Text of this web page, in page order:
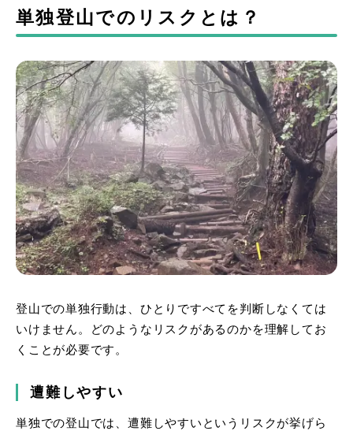
単独登山でのリスクとは？
登山での単独行動は、ひとりですべてを判断しなくては
いけません。どのようなリスクがあるのかを理解してお
くことが必要です。
遭難しやすい
単独での登山では、遭難しやすいというリスクが挙げら